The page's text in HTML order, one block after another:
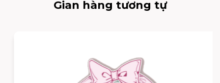
Gian hàng tương tự